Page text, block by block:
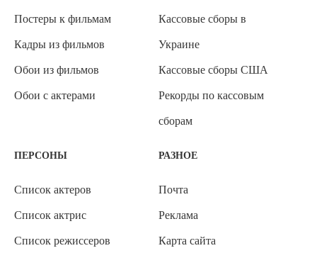
Постеры к фильмам
Кадры из фильмов
Обои из фильмов
Обои с актерами
Кассовые сборы в
Украине
Кассовые сборы США
Рекорды по кассовым
сборам
ПЕРСОНЫ
Список актеров
Список актрис
Список режиссеров
РАЗНОЕ
Почта
Реклама
Карта сайта